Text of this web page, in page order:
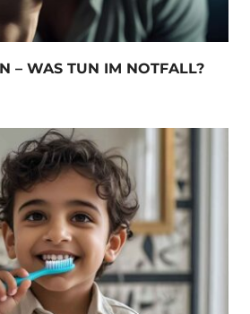
– WAS TUN IM NOTFALL?